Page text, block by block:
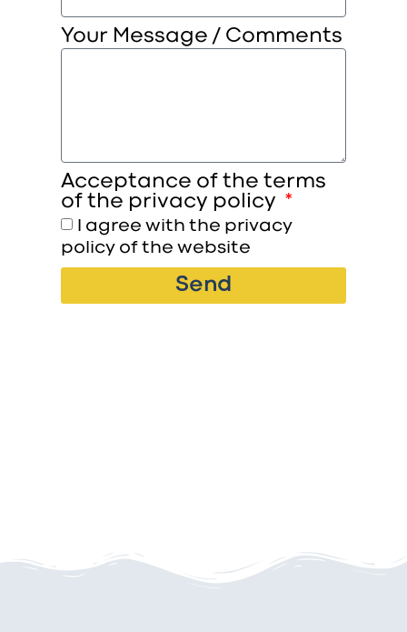
Your Message / Comments
Acceptance of the terms
of the privacy policy
I agree with the privacy
policy of the website
Send